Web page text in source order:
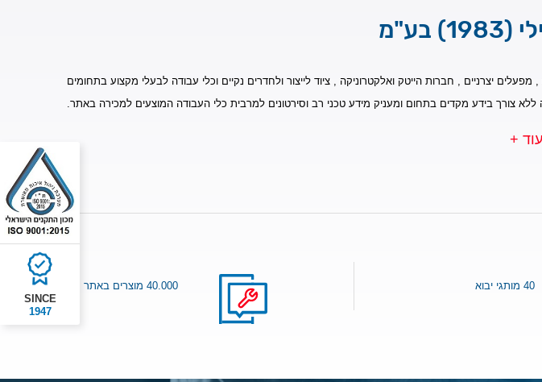
SINCE
1947
בע"מ
יצרניים , חברות הייטק ואלקטרוניקה , ציוד לייצור ולחדרים נקיים וכלי עבודה לבעלי מקצוע בתחומים
צורך בידע מקדים בתחום ומעניק מידע טכני רב וסירטונים למרבית כלי העבודה המוצעים למכירה באתר.
+
40 מותגי יבוא 40.000 מוצרים באתר